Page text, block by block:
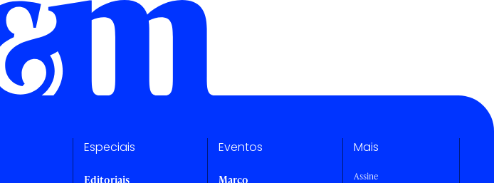
Especiais
Editoriais
Eventos
Março
Mais
Assine